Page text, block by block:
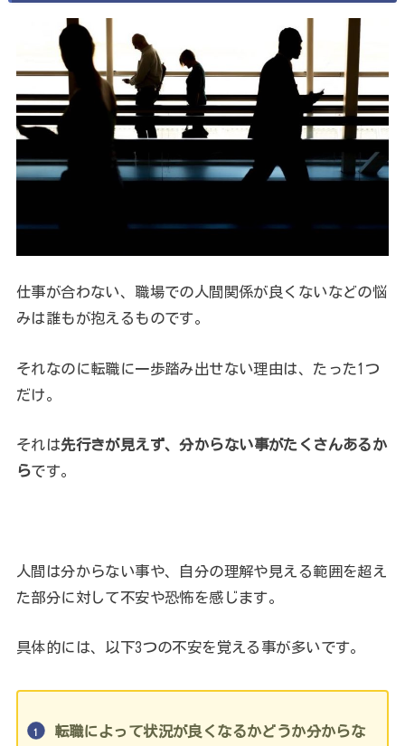
仕事が合わない、職場での人間関係が良くないなどの悩
みは誰もが抱えるものです。
それなのに転職に一歩踏み出せない理由は、たった1つ
だけ。
それは先行きが見えず、分からない事がたくさんあるか
らです。
人間は分からない事や、自分の理解や見える範囲を超え
た部分に対して不安や恐怖を感じます。
具体的には、以下3つの不安を覚える事が多いです。
転職によって状況が良くなるかどうか分からな